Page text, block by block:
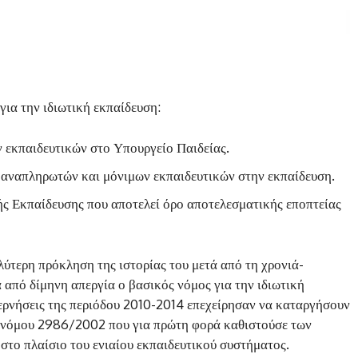
την ιδιωτική εκπαίδευση:
στο Υπουργείο Παιδείας.
και μόνιμων εκπαιδευτικών στην εκπαίδευση.
Εκπαίδευσης που αποτελεί όρο αποτελεσματικής εποπτείας
πρόκληση της ιστορίας του μετά από τη χρονιά-
δίμηνη απεργία ο βασικός νόμος για την ιδιωτική
της περιόδου 2010-2014 επεχείρησαν να καταργήσουν
2986/2002 που για πρώτη φορά καθιστούσε των
πλαίσιο του ενιαίου εκπαιδευτικού συστήματος.